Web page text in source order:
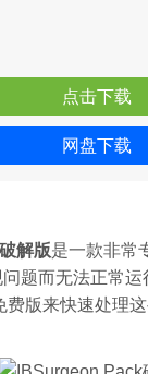
点击下载
网盘下载
解版是一款非常
题而无法正常
费版来快速处理